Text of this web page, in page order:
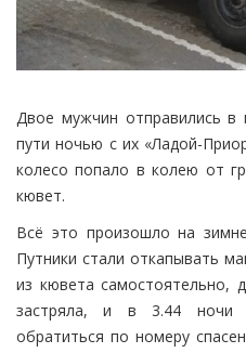
Двое мужчин отправились
пути ночью с их «Ладой-
колесо попало в колею от
кювет.
Всё это произошло на
Путники стали откапывать
из кювета самостоятельно,
застряла, и в 3.44 ночи
обратиться по номеру